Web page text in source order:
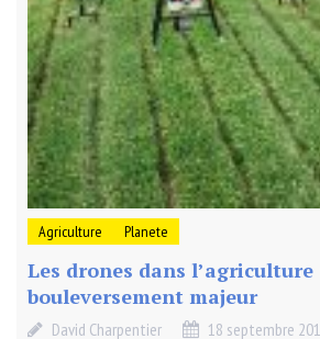
Agriculture Planete
Les drones dans l’agriculture
bouleversement majeur
David Charpentier 18 septembre